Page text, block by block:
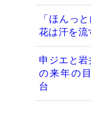
「ほんっ
花は汗を流
申ジエと
の来年の
台